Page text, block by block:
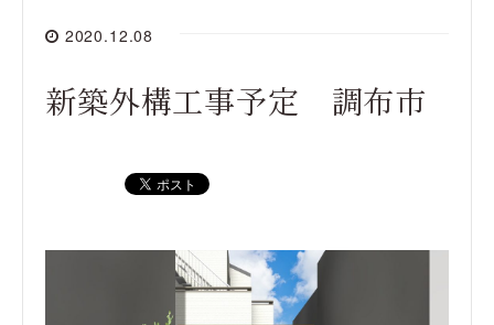
2020.12.08
新築外構工事予定 調布市